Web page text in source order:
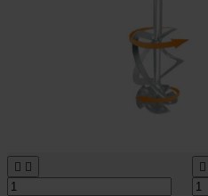
  